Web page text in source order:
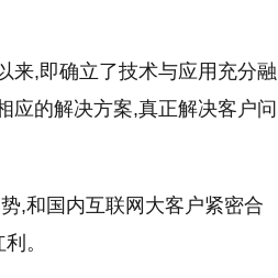
来,即确立了技术与应用充分融
应的解决方案,真正解决客户问
,和国内互联网大客户紧密合
。